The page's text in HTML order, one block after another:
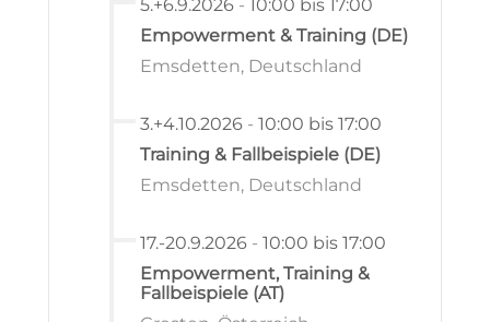
5.+6.9.2026 - 10:00 bis 17:00
Empowerment & Training (DE)
Emsdetten, Deutschland
3.+4.10.2026 - 10:00 bis 17:00
Training & Fallbeispiele (DE)
Emsdetten, Deutschland
17.-20.9.2026 - 10:00 bis 17:00
Empowerment, Training &
Fallbeispiele (AT)